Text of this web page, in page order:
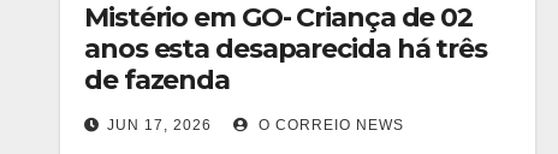
Mistério em GO- Criança de 02
anos esta desaparecida há três
de fazenda
JUN 17, 2026 O CORREIO NEWS